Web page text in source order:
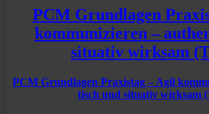
PCM Grund­lagen
kommu­ni­zieren –
situativ wirksam
PCM Grund­lagen Praxistag – Agil
tisch und situativ wirksam